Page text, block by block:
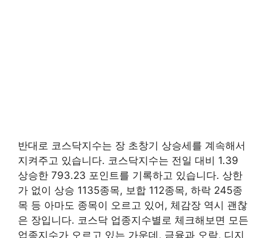
반대로 코스닥지수는 장 초창기 상승세를 계속해서
지켜주고 있습니다. 코스닥지수는 전일 대비 1.39
상승한 793.23 포인트를 기록하고 있습니다. 상한
가 없이 상승 1135종목, 보합 112종목, 하락 245종
목 등 아마도 종목이 오르고 있어, 체감장 역시 괜찮
은 장입니다. 코스닥 업종지수별로 체크해보면 모든
업종지수가 오르고 있는 가운데, 금융과 오락, 디지